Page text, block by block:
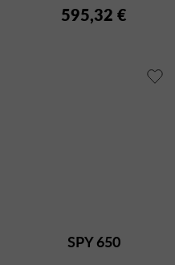
595,32 €
SPY 650